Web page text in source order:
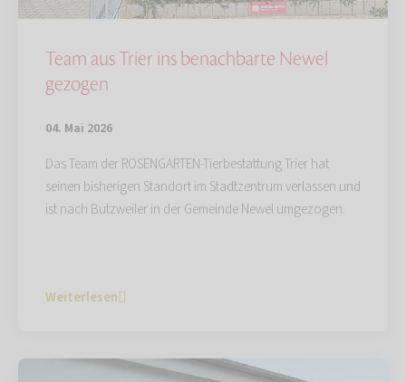
Team aus Trier ins benachbarte Newel
gezogen
04. Mai 2026
Das Team der ROSENGARTEN-Tierbestattung Trier hat
seinen bisherigen Standort im Stadtzentrum verlassen und
ist nach Butzweiler in der Gemeinde Newel umgezogen.
Weiterlesen